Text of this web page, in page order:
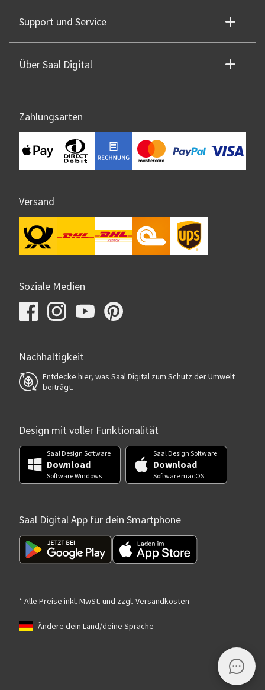
Support und Service
Über Saal Digital
Zahlungsarten
Versand
Soziale Medien
Nachhaltigkeit
Entdecke hier, was Saal Digital zum Schutz der Umwelt
beiträgt.
Design mit voller Funktionalität
Saal Design Software
Download
Software Windows
Saal Design Software
Download
Software macOS
Saal Digital App für dein Smartphone
* Alle Preise inkl. MwSt. und zzgl. Versandkosten
Ändere dein Land/deine Sprache